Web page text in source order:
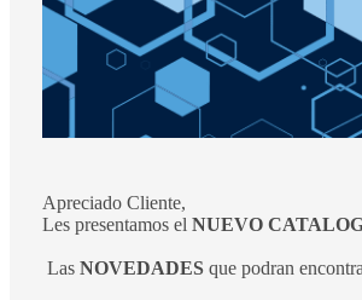
Apreciado Cliente,
Les presentamos el NUEVO
Las NOVEDADESque podran